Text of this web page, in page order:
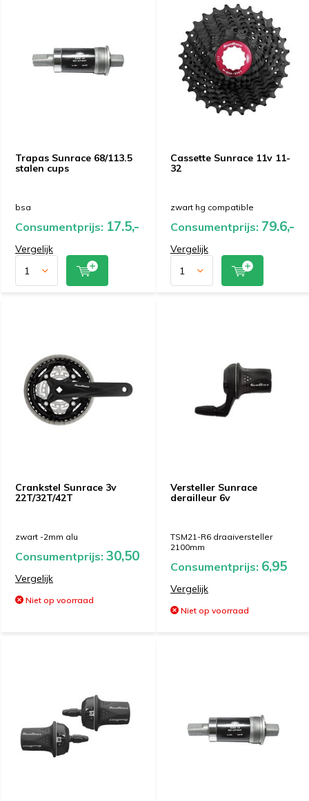
Trapas Sunrace 68/113.5
stalen cups
bsa
Consumentprijs: 17.5,-
Vergelijk
Cassette Sunrace 11v 11-
32
zwart hg compatible
Consumentprijs: 79.6,-
Vergelijk
Crankstel Sunrace 3v
22T/32T/42T
zwart -2mm alu
Consumentprijs: 30,50
Vergelijk
Niet op voorraad
Versteller Sunrace
derailleur 6v
TSM21-R6 draaiversteller
2100mm
Consumentprijs: 6,95
Vergelijk
Niet op voorraad